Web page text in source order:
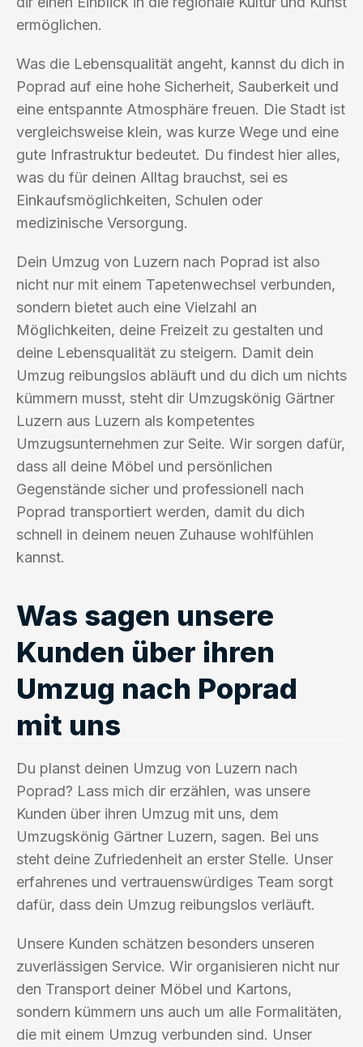
ermöglichen.
Was die Lebensqualität angeht, kannst du dich in
Poprad auf eine hohe Sicherheit, Sauberkeit und
eine entspannte Atmosphäre freuen. Die Stadt ist
vergleichsweise klein, was kurze Wege und eine
gute Infrastruktur bedeutet. Du findest hier alles,
was du für deinen Alltag brauchst, sei es
Einkaufsmöglichkeiten, Schulen oder
medizinische Versorgung.
Dein Umzug von Luzern nach Poprad ist also
nicht nur mit einem Tapetenwechsel verbunden,
sondern bietet auch eine Vielzahl an
Möglichkeiten, deine Freizeit zu gestalten und
deine Lebensqualität zu steigern. Damit dein
Umzug reibungslos abläuft und du dich um nichts
kümmern musst, steht dir Umzugskönig Gärtner
Luzern aus Luzern als kompetentes
Umzugsunternehmen zur Seite. Wir sorgen dafür,
dass all deine Möbel und persönlichen
Gegenstände sicher und professionell nach
Poprad transportiert werden, damit du dich
schnell in deinem neuen Zuhause wohlfühlen
kannst.
Was sagen unsere
Kunden über ihren
Umzug nach Poprad
mit uns
Du planst deinen Umzug von Luzern nach
Poprad? Lass mich dir erzählen, was unsere
Kunden über ihren Umzug mit uns, dem
Umzugskönig Gärtner Luzern, sagen. Bei uns
steht deine Zufriedenheit an erster Stelle. Unser
erfahrenes und vertrauenswürdiges Team sorgt
dafür, dass dein Umzug reibungslos verläuft.
Unsere Kunden schätzen besonders unseren
zuverlässigen Service. Wir organisieren nicht nur
den Transport deiner Möbel und Kartons,
sondern kümmern uns auch um alle Formalitäten,
die mit einem Umzug verbunden sind. Unser